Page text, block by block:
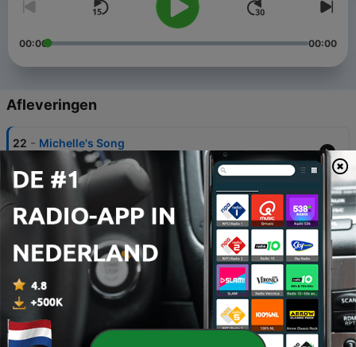
00:00 00:00
Afleveringen
22 - Michelle's Song
21 - Megan's Song
13 mrt. 2026
20 - Episode 18 - Le vent du courage, Violette
Dorange.
19 - Episode 17 - La Page Blanche
06 aug. 2023